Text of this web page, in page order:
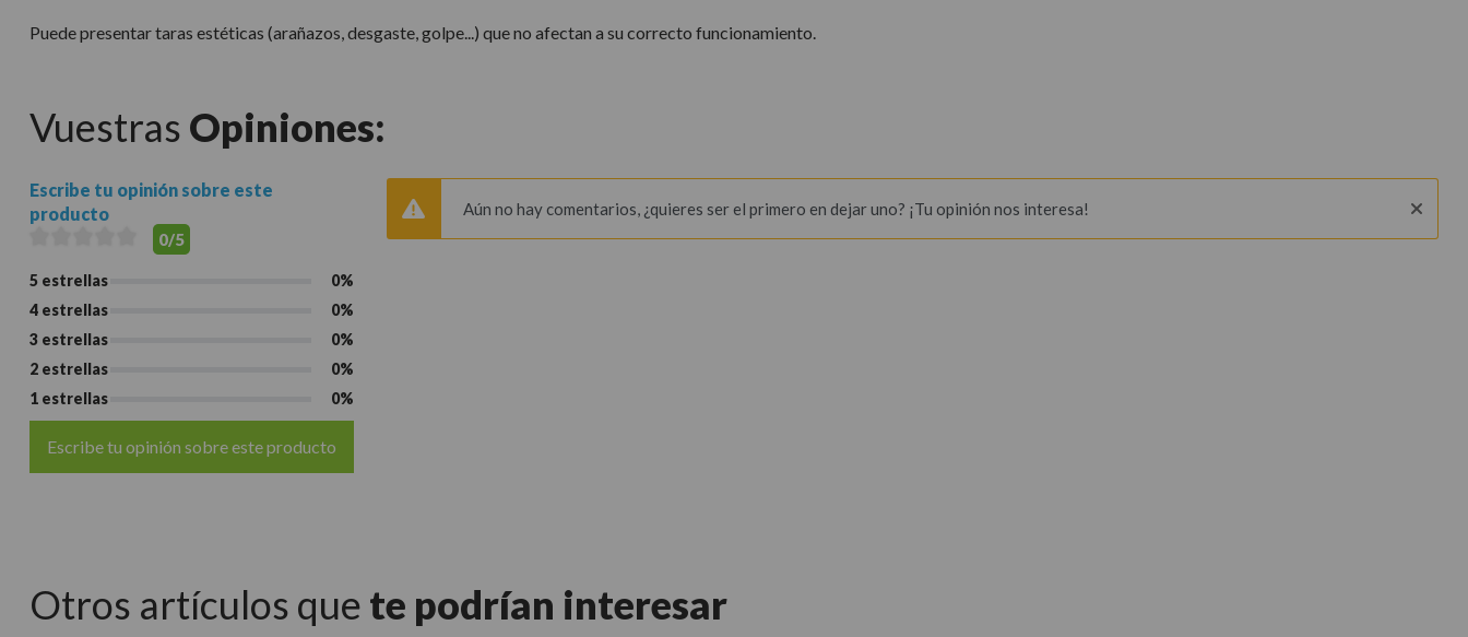
Puede presentar taras estéticas (arañazos, desgaste, golpe...) que no afectan a su correcto funcionamiento.
Vuestras Opiniones:
Escribe tu opinión sobre este
producto
0/5
5 estrellas
0%
4 estrellas
0%
3 estrellas
0%
2 estrellas
0%
1 estrellas
0%
Escribe tu opinión sobre este producto
Aún no hay comentarios, ¿quieres ser el primero en dejar uno? ¡Tu opinión nos interesa!
Otros artículos que te podrían interesar